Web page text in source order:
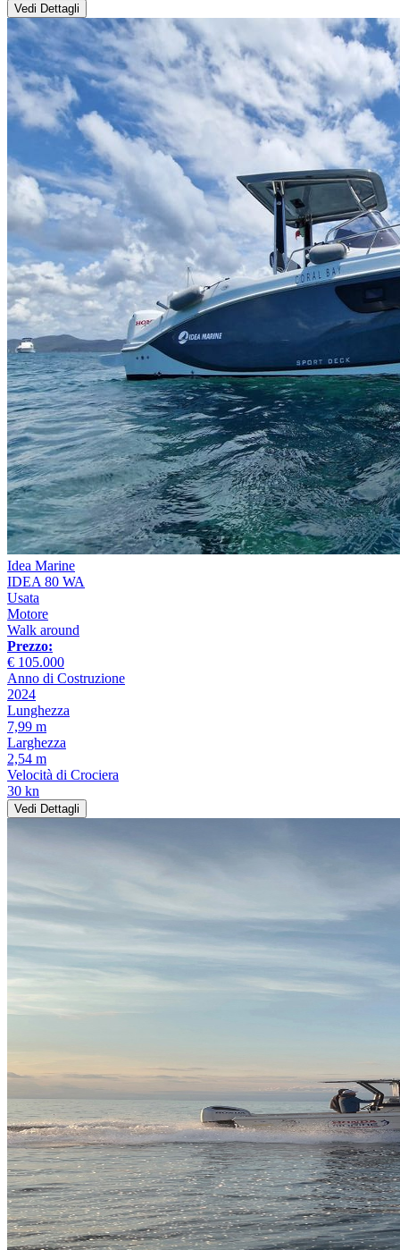
Vedi Dettagli
Idea Marine
IDEA 80 WA
Usata
Motore
Walk around
Prezzo:
€ 105.000
Anno di Costruzione
2024
Lunghezza
7,99 m
Larghezza
2,54 m
Velocità di Crociera
30 kn
Vedi Dettagli